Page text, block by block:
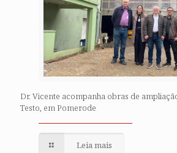
Dr. Vicente acompanha obras de
Testo, em Pomerode
Leia mais